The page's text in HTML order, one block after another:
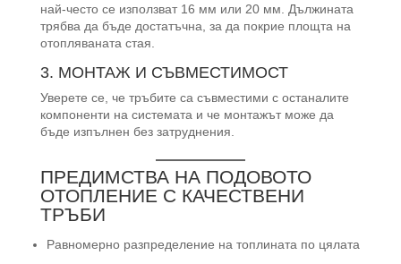
най-често се използват 16 мм или 20 мм. Дължината
трябва да бъде достатъчна, за да покрие площта на
отопляваната стая.
3. МОНТАЖ И СЪВМЕСТИМОСТ
Уверете се, че тръбите са съвместими с останалите
компоненти на системата и че монтажът може да
бъде изпълнен без затруднения.
ПРЕДИМСТВА НА ПОДОВОТО
ОТОПЛЕНИЕ С КАЧЕСТВЕНИ
ТРЪБИ
Равномерно разпределение на топлината по цялата